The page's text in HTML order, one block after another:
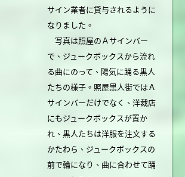
サイン業者に貸与されるように
なりました。
写真は照屋のＡサインバー
で、ジュークボックスから流れ
る曲にのって、陽気に踊る黒人
たちの様子。照屋黒人街ではＡ
サインバーだけでなく、洋裁店
にもジュークボックスが置か
れ、黒人たちは洋服を注文する
かたわら、ジュークボックスの
前で輪になり、曲に合わせて踊